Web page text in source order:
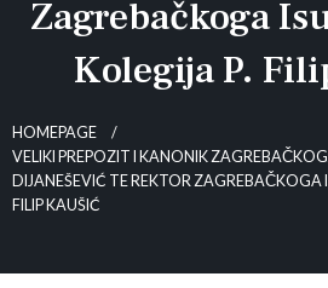
Zagrebačkoga
Kolegija P.
HOMEPAGE
VELIKI PREPOZIT I KANONIK
DIJANEŠEVIĆ TE REKTOR ZAGREBAČKOGA
FILIP KAUŠIĆ